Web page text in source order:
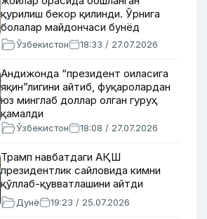
қурилиш бекор қилинди. Ўрнига
болалар майдончаси бунёд
этилади
Ўзбекистон 18:33 / 27.07.2026
Андижонда “президент оиласига
яқин”лигини айтиб, фуқаролардан
юз минглаб доллар олган гуруҳ
қамалди
Ўзбекистон 18:08 / 27.07.2026
Трамп навбатдаги АҚШ
президентлик сайловида кимни
қўллаб-қувватлашини айтди
Дунё 19:23 / 25.07.2026